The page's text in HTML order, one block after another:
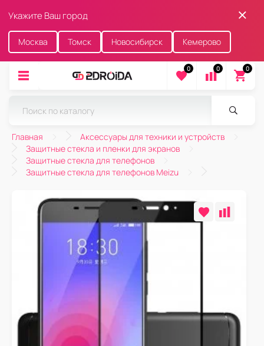
Укажите Ваш город
Москва Томск Новосибирск Кемерово
0 0 0
Главная
Аксессуары для техники и устройств
Защитные стекла и пленки для экранов
Защитные стекла для телефонов
Защитные стекла для телефонов Meizu